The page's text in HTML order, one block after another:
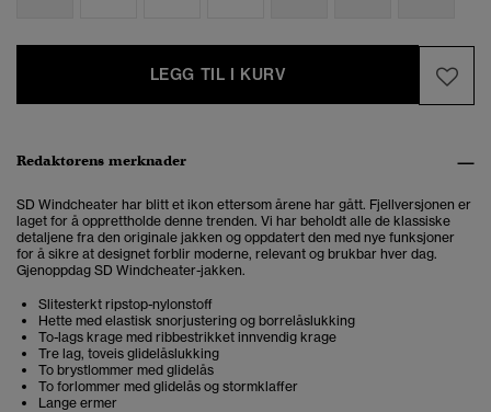
LEGG TIL I KURV
Redaktørens merknader
SD Windcheater har blitt et ikon ettersom årene har gått. Fjellversjonen er
laget for å opprettholde denne trenden. Vi har beholdt alle de klassiske
detaljene fra den originale jakken og oppdatert den med nye funksjoner
for å sikre at designet forblir moderne, relevant og brukbar hver dag.
Gjenoppdag SD Windcheater-jakken.
Slitesterkt ripstop-nylonstoff
Hette med elastisk snorjustering og borrelåslukking
To-lags krage med ribbestrikket innvendig krage
Tre lag, toveis glidelåslukking
To brystlommer med glidelås
To forlommer med glidelås og stormklaffer
Lange ermer